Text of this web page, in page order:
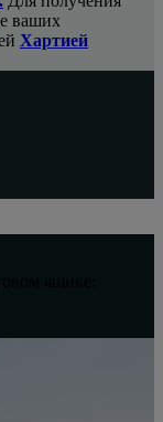
ваших
Хартией